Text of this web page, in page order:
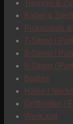
Tremolo &
Kabel &
Pickguards
7-String /
8-String /
9-String /
Bodies
Hälse / Necks
Griffbretter /
Werkstatt